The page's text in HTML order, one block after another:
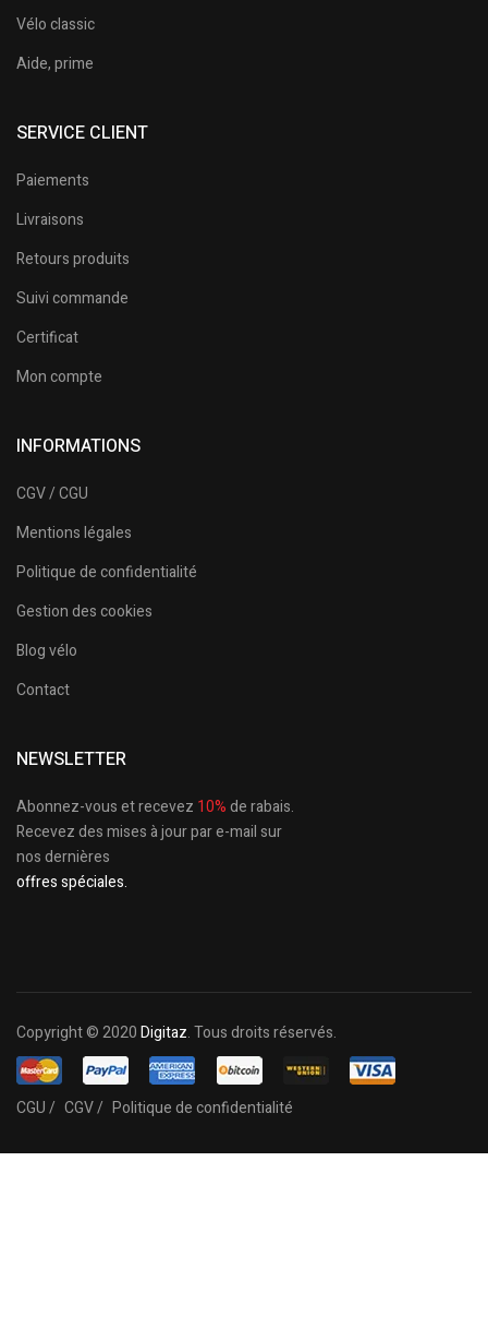
Vélo classic
Aide, prime
SERVICE CLIENT
Paiements
Livraisons
Retours produits
Suivi commande
Certificat
Mon compte
INFORMATIONS
CGV / CGU
Mentions légales
Politique de confidentialité
Gestion des cookies
Blog vélo
Contact
NEWSLETTER
Abonnez-vous et recevez 10%de rabais.
Recevez des mises à jour par e-mail sur
nos dernières
offres spéciales.
Copyright © 2020Digitaz. Tous droits réservés.
CGU / CGV / Politique de confidentialité